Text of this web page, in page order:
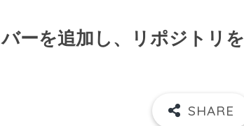
ーを追加し、リポジトリを